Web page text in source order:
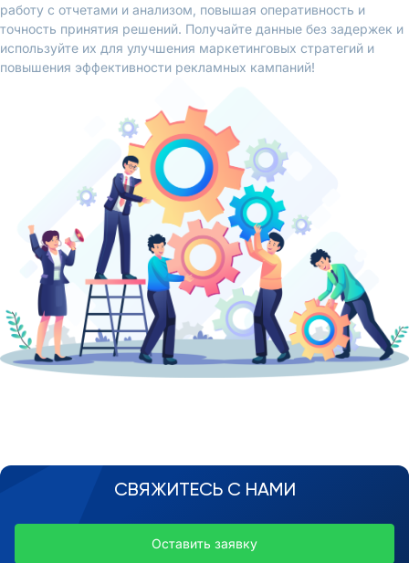
работу с отчетами и анализом, повышая оперативность и
точность принятия решений. Получайте данные без задержек и
используйте их для улучшения маркетинговых стратегий и
повышения эффективности рекламных кампаний!
СВЯЖИТЕСЬ С НАМИ
Оставить заявку